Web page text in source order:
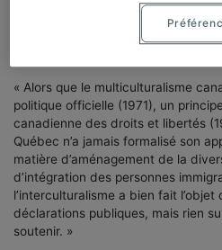
(Université
« Alors que le multiculturalisme
politique officielle (1971), un
canadienne des droits et libertés
Québec n’a jamais formalisé son
matière d’aménagement de la
d’intégration des personnes
l’interculturalisme a bien fait
déclarations publiques, mais rien
soutenir. »